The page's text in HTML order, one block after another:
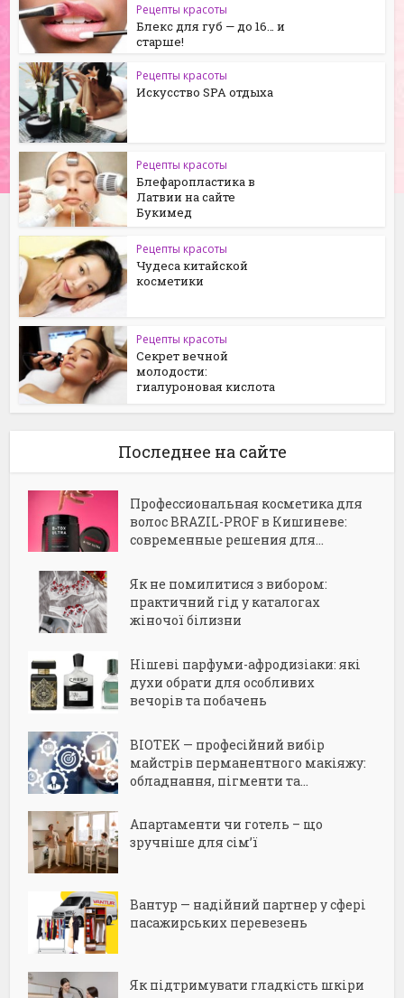
Рецепты красоты
Блекс для губ — до 16… и
старше!
Рецепты красоты
Искусство SPA отдыха
Рецепты красоты
Блефаропластика в
Латвии на сайте
Букимед
Рецепты красоты
Чудеса китайской
косметики
Рецепты красоты
Секрет вечной
молодости:
гиалуроновая кислота
Последнее на сайте
Профессиональная косметика для
волос BRAZIL-PROF в Кишиневе:
современные решения для...
Як не помилитися з вибором:
практичний гід у каталогах
жіночої білизни
Нішеві парфуми-афродизіаки: які
духи обрати для особливих
вечорів та побачень
BIOTEK — професійний вибір
майстрів перманентного макіяжу:
обладнання, пігменти та...
Апартаменти чи готель – що
зручніше для сім’ї
Вантур — надійний партнер у сфері
пасажирських перевезень
Як підтримувати гладкість шкіри